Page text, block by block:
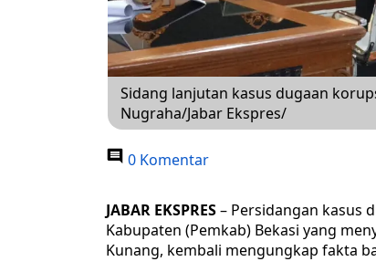
Sidang lanjutan kasus dugaan
Nugraha/Jabar Ekspres/
0 Komentar
JABAR EKSPRES– Persidangan kasus
Kabupaten (Pemkab) Bekasi yang
Kunang, kembali mengungkap fakta